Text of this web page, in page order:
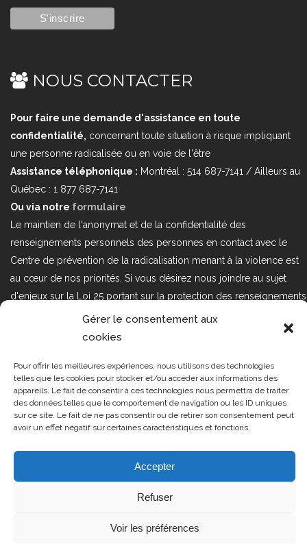
Gérer le consentement aux
cookies
Pour offrir les meilleures expériences, nous utilisons des technologies
telles que les cookies pour stocker et/ou accéder aux informations des
appareils. Le fait de consentir à ces technologies nous permettra de traiter
des données telles que le comportement de navigation ou les ID uniques
sur ce site. Le fait de ne pas consentir ou de retirer son consentement peut
avoir un effet négatif sur certaines caractéristiques et fonctions.
Accepter
Refuser
Voir les préférences
NOUS CONTACTER
Pour faire une demande d'assistance en toute
confidentialité, concernant toute situation à risque impliquant
une personne radicalisée ou en voie de l'être
Assistance téléphonique : Montréal : 514 687-7141 / Ailleurs au
Québec : 1 877 687-7141
Ou via notre formulaire
Le maintien de l'anonymat et de la confidentialité des
renseignements personnels des personnes en contact avec le
Centre de prévention de la radicalisation menant à la violence est
au cœur de nos priorités. Si vous désirez nous joindre au sujet
d'enjeux sur la Loi 25 portant sur la protection des renseignements
personnels dans le secteur privé, veuillez communiquer avec
nous à l'adresse courriel suivant : loi25@cprmv.org Pour en savoir
Tous droits réservés @2019 CPRMV
| Centre de prévention de la
radicalisation menant à la violence
(CPRMV)